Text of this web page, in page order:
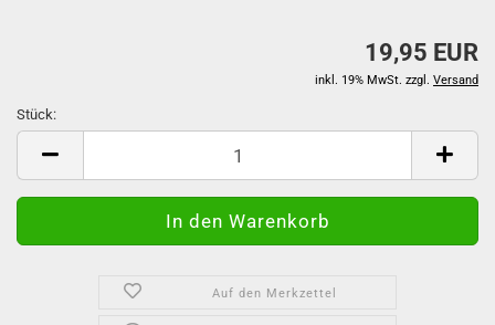
19,95 EUR
inkl. 19% MwSt. zzgl. Versand
Stück:
Stück
Auf den Merkzettel